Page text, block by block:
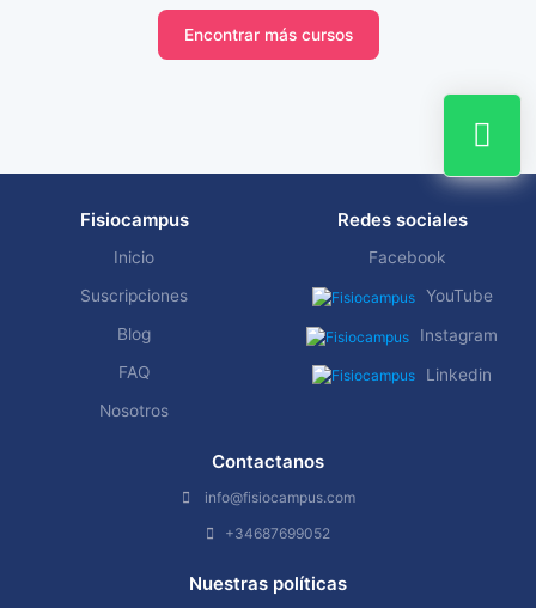
Encontrar más cursos
Fisiocampus
Inicio
Suscripciones
Blog
FAQ
Nosotros
Redes sociales
Facebook
YouTube
Instagram
Linkedin
Contactanos
info@fisiocampus.com
+34687699052
Nuestras políticas